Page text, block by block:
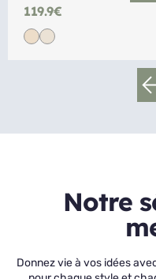
119.9€
Notre
Donnez vie à vos idées